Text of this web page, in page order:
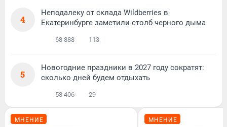
4
Неподалеку от склада Wildberries в
Екатеринбурге заметили столб черного дыма
68 888 113
5
Новогодние праздники в 2027 году сократят:
сколько дней будем отдыхать
58 406 29
МНЕНИЕ МНЕНИЕ